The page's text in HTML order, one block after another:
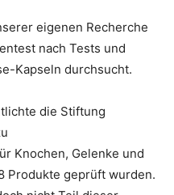
eigenen Recherche
nach Tests und
Kapseln durchsucht.
die Stiftung
Knochen, Gelenke und
Produkte geprüft wurden.